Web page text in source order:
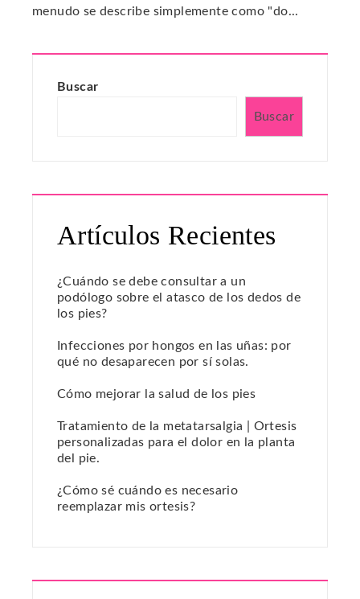
menudo se describe simplemente como "do...
Buscar
Buscar
Artículos Recientes
¿Cuándo se debe consultar a un
podólogo sobre el atasco de los dedos de
los pies?
Infecciones por hongos en las uñas: por
qué no desaparecen por sí solas.
Cómo mejorar la salud de los pies
Tratamiento de la metatarsalgia | Ortesis
personalizadas para el dolor en la planta
del pie.
¿Cómo sé cuándo es necesario
reemplazar mis ortesis?